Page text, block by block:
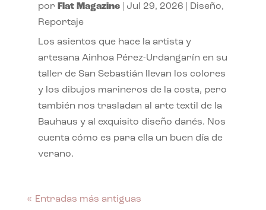
por Flat Magazine| Jul 29, 2026 Diseño,
Reportaje
Los asientos que hace la artista y
artesana Ainhoa Pérez-Urdangarín en su
taller de San Sebastián llevan los colores
y los dibujos marineros de la costa, pero
también nos trasladan al arte textil de la
Bauhaus y al exquisito diseño danés. Nos
cuenta cómo es para ella un buen día de
verano.
« Entradas más antiguas